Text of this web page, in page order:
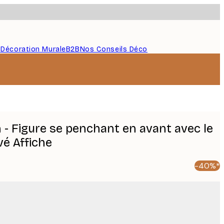
Décoration MuraleB2BNos Conseils Déco
- Figure se penchant en avant avec le
Affiche
-40%*